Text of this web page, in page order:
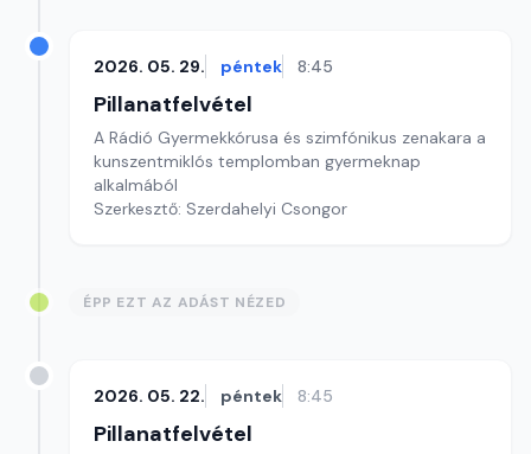
2026. 05. 29. péntek 8:45
Pillanatfelvétel
A Rádió Gyermekkórusa és szimfónikus zenakara a
kunszentmiklós templomban gyermeknap
alkalmából
Szerkesztő: Szerdahelyi Csongor
ÉPP EZT AZ ADÁST NÉZED
2026. 05. 22. péntek 8:45
Pillanatfelvétel